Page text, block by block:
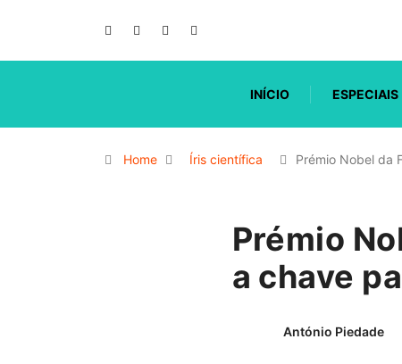
INÍCIO ESPECIAIS
Home Íris científica Prémio Nobel da
Prémio
a chave
António Piedade